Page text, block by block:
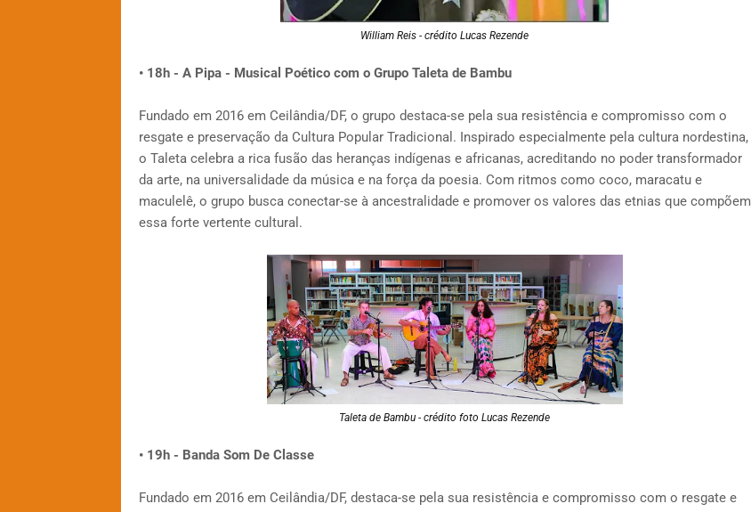
William Reis - crédito Lucas Rezende
• 18h - A Pipa - Musical Poético com o Grupo Taleta de Bambu
Fundado em 2016 em Ceilândia/DF, o grupo destaca-se pela sua resistência e compromisso com o
resgate e preservação da Cultura Popular Tradicional. Inspirado especialmente pela cultura nordestina,
o Taleta celebra a rica fusão das heranças indígenas e africanas, acreditando no poder transformador
da arte, na universalidade da música e na força da poesia. Com ritmos como coco, maracatu e
maculelê, o grupo busca conectar-se à ancestralidade e promover os valores das etnias que compõem
essa forte vertente cultural.
Taleta de Bambu - crédito foto Lucas Rezende
• 19h - Banda Som De Classe
Fundado em 2016 em Ceilândia/DF, destaca-se pela sua resistência e compromisso com o resgate e